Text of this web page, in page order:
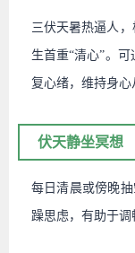
三伏天暑热逼人
生首重“清心”。
复心绪，维持身心
伏天静坐冥想
每日清晨或傍晚
躁思虑，有助于调